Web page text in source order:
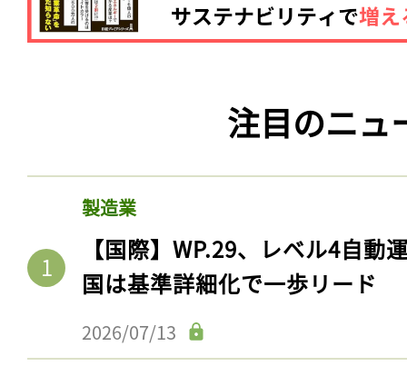
注目のニュ
製造業
【国際】WP.29、レベル4自動
国は基準詳細化で一歩リード
2026/07/13